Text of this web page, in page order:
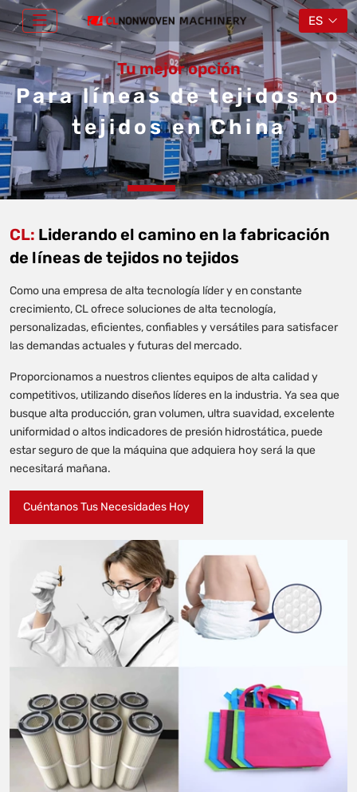
ES
Tu mejor opción
Para líneas de tejidos no
tejidos en China
CL: Liderando el camino en la fabricación
de líneas de tejidos no tejidos
Como una empresa de alta tecnología líder y en constante
crecimiento, CL ofrece soluciones de alta tecnología,
personalizadas, eficientes, confiables y versátiles para satisfacer
las demandas actuales y futuras del mercado.
Proporcionamos a nuestros clientes equipos de alta calidad y
competitivos, utilizando diseños líderes en la industria. Ya sea que
busque alta producción, gran volumen, ultra suavidad, excelente
uniformidad o altos indicadores de presión hidrostática, puede
estar seguro de que la máquina que adquiera hoy será la que
necesitará mañana.
Cuéntanos Tus Necesidades Hoy